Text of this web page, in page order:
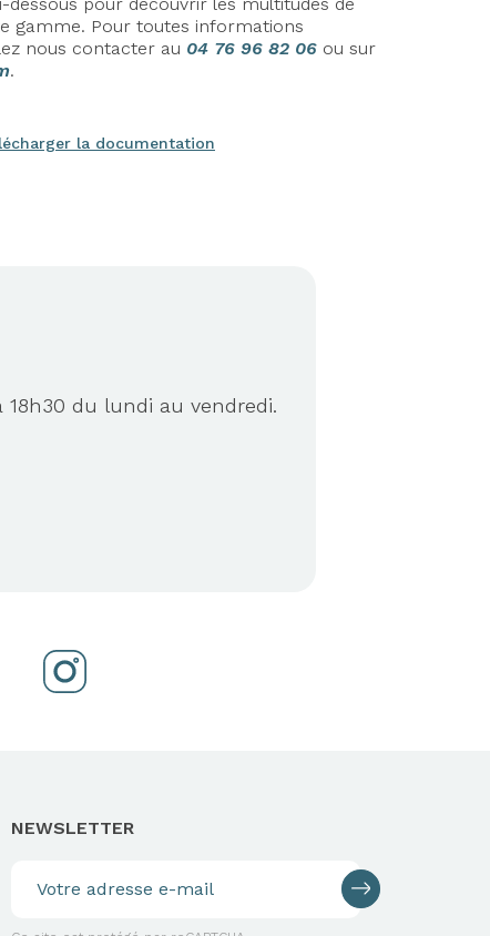
dessous pour découvrir les multitudes de
gamme. Pour toutes informations
nous contacter au 04 76 96 82 06 ou sur
.
la documentation
du lundi au vendredi.
NEWSLETTER